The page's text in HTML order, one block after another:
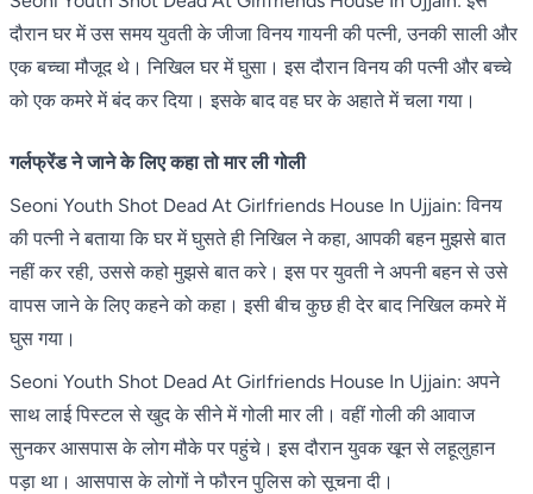
दौरान घर में उस समय युवती के जीजा विनय गायनी की पत्नी, उनकी साली और
एक बच्चा मौजूद थे। निखिल घर में घुसा। इस दौरान विनय की पत्नी और बच्चे
को एक कमरे में बंद कर दिया। इसके बाद वह घर के अहाते में चला गया।
गर्लफ्रेंड ने जाने के लिए कहा तो मार ली गोली
Seoni Youth Shot Dead At Girlfriends House In Ujjain: विनय
की पत्नी ने बताया कि घर में घुसते ही निखिल ने कहा, आपकी बहन मुझसे बात
नहीं कर रही, उससे कहो मुझसे बात करे। इस पर युवती ने अपनी बहन से उसे
वापस जाने के लिए कहने को कहा। इसी बीच कुछ ही देर बाद निखिल कमरे में
घुस गया।
Seoni Youth Shot Dead At Girlfriends House In Ujjain: अपने
साथ लाई पिस्टल से खुद के सीने में गोली मार ली। वहीं गोली की आवाज
सुनकर आसपास के लोग मौके पर पहुंचे। इस दौरान युवक खून से लहूलुहान
पड़ा था। आसपास के लोगों ने फौरन पुलिस को सूचना दी।